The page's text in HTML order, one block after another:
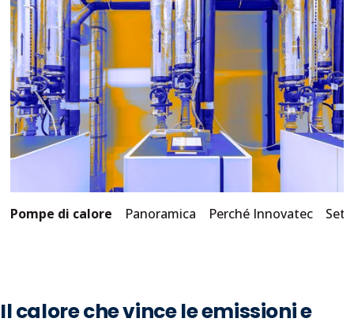
Pompe di calore Panoramica Perché Innovatec
Il calore che vince le emissioni e